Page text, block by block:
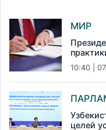
МИР
10:40 |
целей